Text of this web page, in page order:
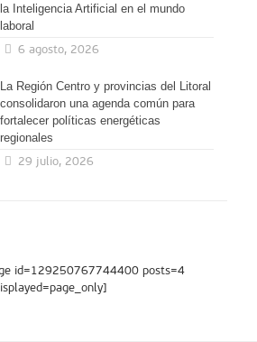
la Inteligencia Artificial en el mundo
laboral
6 agosto, 2026
La Región Centro y provincias del Litoral
consolidaron una agenda común para
fortalecer políticas energéticas
regionales
29 julio, 2026
id=129250767744400 posts=4